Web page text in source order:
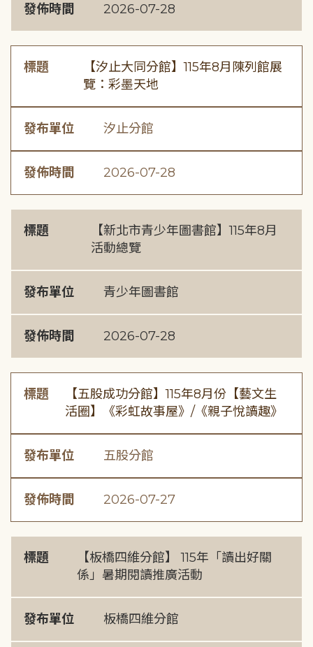
發佈時間 2026-07-28
標題
【汐止大同分館】115年8月陳列館展
覽：彩墨天地
發布單位 汐止分館
發佈時間 2026-07-28
標題
【新北市青少年圖書館】115年8月
活動總覽
發布單位 青少年圖書館
發佈時間 2026-07-28
標題
【五股成功分館】115年8月份【藝文生
活圈】《彩虹故事屋》/《親子悅讀趣》
發布單位 五股分館
發佈時間 2026-07-27
標題
【板橋四維分館】 115年「讀出好關
係」暑期閱讀推廣活動
發布單位 板橋四維分館